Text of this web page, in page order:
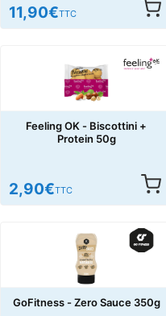
11,90€TTC
Feeling OK - Biscottini +
Protein 50g
2,90€TTC
GoFitness - Zero Sauce 350g